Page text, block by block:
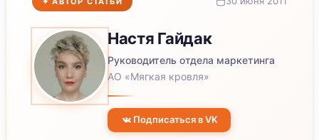
Настя Гайдак
Руководитель отдела маркетинга
АО «Мягкая кровля»
Подписаться в VK